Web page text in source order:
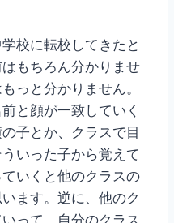
校に転校してきたと
もちろん分かりませ
っと分かりません。
と顔が一致していく
子とか、クラスで目
いった子から覚えて
いくと他のクラスの
ます。逆に、他のク
って、自分のクラス